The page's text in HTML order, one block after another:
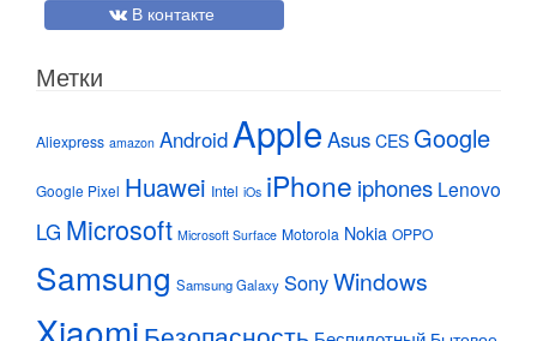
В контакте
Метки
Aliexpress amazon Android Apple Asus CES Google
Google Pixel Huawei Intel iOs iPhone iphones Lenovo
LG Microsoft Microsoft Surface Motorola Nokia OPPO
Samsung Samsung Galaxy SonyWindows
Xiaomi